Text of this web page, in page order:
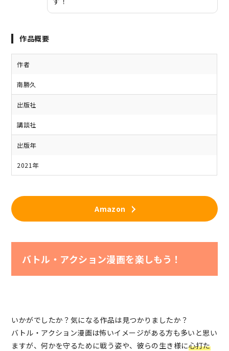
作品概要
作者
南勝久
出版社
講談社
出版年
2021年
Amazon
バトル・アクション漫画を楽しもう！
いかがでしたか？気になる作品は見つかりましたか？
バトル・アクション漫画は怖いイメージがある方も多いと思い
ますが、何かを守るために戦う姿や、彼らの生き様に心打た